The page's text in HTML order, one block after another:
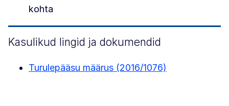
kohta
Kasulikud lingid ja dokumendid
Turulepääsu määrus (2016/1076)